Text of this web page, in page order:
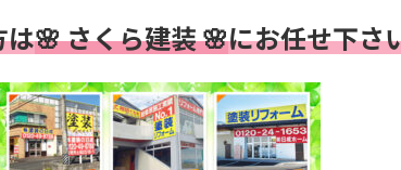
は🌸 さくら建装 🌸にお任せ下さ